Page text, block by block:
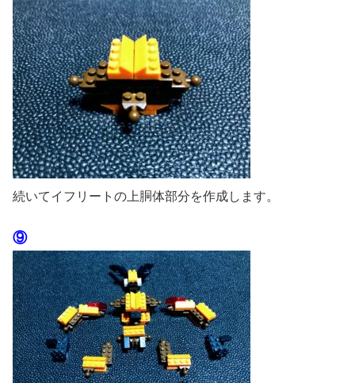
続いてイフリートの上胴体部分を作成します。
⑨